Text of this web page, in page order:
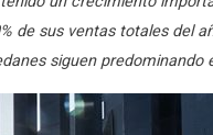
de sus ventas totales del
siguen